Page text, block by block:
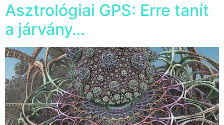
Asztrológiai GPS: Erre tanít
a járvány…